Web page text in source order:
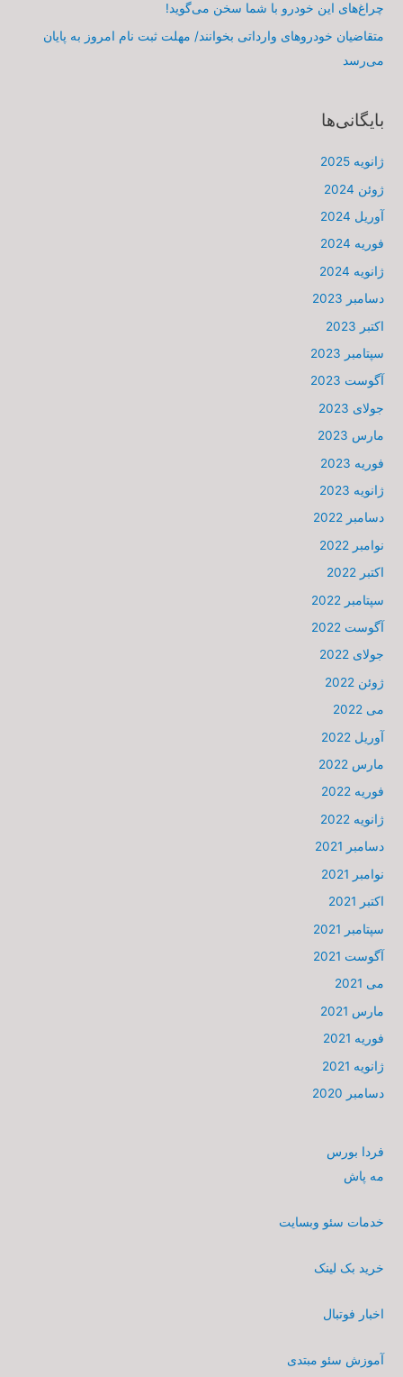
چراغ‌های این خودرو با شما سخن می‌گوید!
متقاضیان خودروهای وارداتی بخوانند/ مهلت ثبت نام امروز به پایان
می‌رسد
بایگانی‌ها
ژانویه 2025
ژوئن 2024
آوریل 2024
فوریه 2024
ژانویه 2024
دسامبر 2023
اکتبر 2023
سپتامبر 2023
آگوست 2023
جولای 2023
مارس 2023
فوریه 2023
ژانویه 2023
دسامبر 2022
نوامبر 2022
اکتبر 2022
سپتامبر 2022
آگوست 2022
جولای 2022
ژوئن 2022
می 2022
آوریل 2022
مارس 2022
فوریه 2022
ژانویه 2022
دسامبر 2021
نوامبر 2021
اکتبر 2021
سپتامبر 2021
آگوست 2021
می 2021
مارس 2021
فوریه 2021
ژانویه 2021
دسامبر 2020
فردا بورس
مه پاش
خدمات سئو وبسایت
خرید بک لینک
اخبار فوتبال
آموزش سئو مبتدی